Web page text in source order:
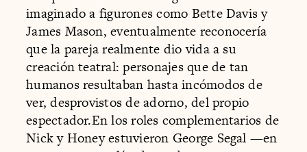
imaginado a figurones como Bette Davis y
James Mason, eventualmente reconocería
que la pareja realmente dio vida a su
creación teatral: personajes que de tan
humanos resultaban hasta incómodos de
ver, desprovistos de adorno, del propio
espectador.En los roles complementarios de
Nick y Honey estuvieron George Segal —en